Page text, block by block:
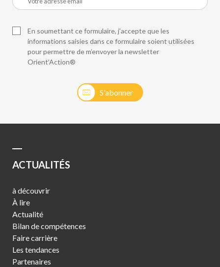
S'abonner
En soumettant ce formulaire, j’accepte que les
informations saisies dans ce formulaire soient utilisées
pour permettre de m’envoyer la newsletter
Orient’Action®
ACTUALITÉS
à découvrir
À lire
Actualité
Bilan de compétences
Faire carrière
Les tendances
Partenaires